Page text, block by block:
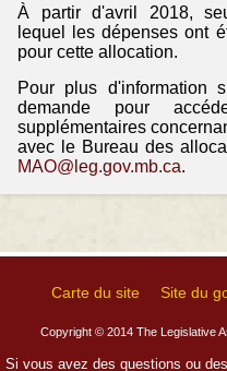
À partir d'avril 2018,
lequel les dépenses ont
pour cette allocation.
Pour plus d'information
demande pour
supplémentaires
avec le Bureau des
MAO@leg.gov.mb.ca.
Carte du site Site du
Copyright © 2014 The Legislative
Si vous avez des questions ou